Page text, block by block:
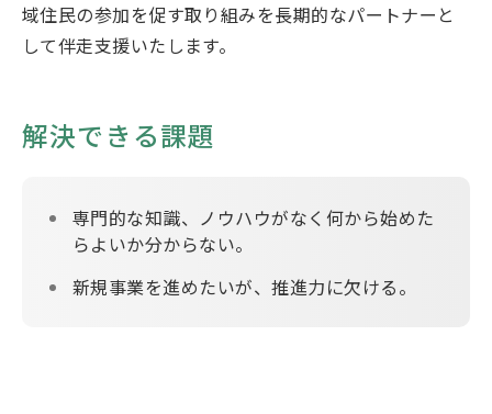
GLOBAL
サイトマップ アクセスマップ
域住民の参加を促す取り組みを長期的なパートナーと
して伴走支援いたします。
解決できる課題
専門的な知識、ノウハウがなく何から始めた
らよいか分からない。
新規事業を進めたいが、推進力に欠ける。